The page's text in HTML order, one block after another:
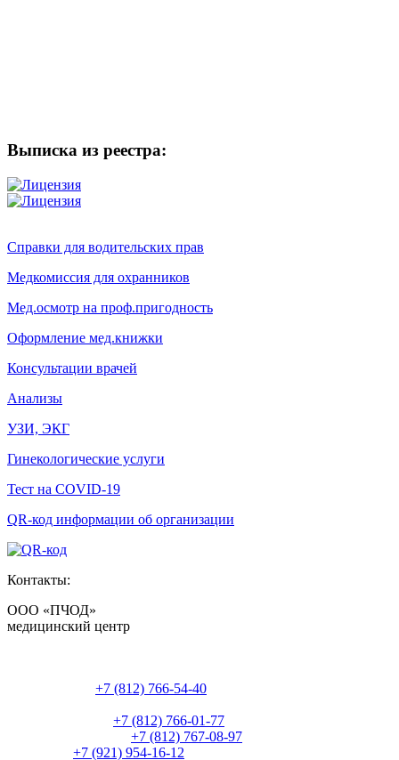
Выписка из реестра:
Справки для водительских прав
Медкомиссия для охранников
Мед.осмотр на проф.пригодность
Оформление мед.книжки
Консультации врачей
Анализы
УЗИ, ЭКГ
Гинекологические услуги
Тест на COVID-19
QR-код информации об организации
Контакты:
ООО «ПЧОД»
медицинский центр
+7 (812) 766-54-40
+7 (812) 766-01-77
+7 (812) 767-08-97
+7 (921) 954-16-12